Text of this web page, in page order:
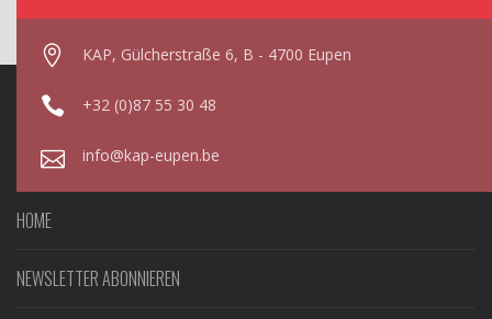
KAP, Gülcherstraße 6, B - 4700 Eupen
+32 (0)87 55 30 48
info@kap-eupen.be
HOME
NEWSLETTER ABONNIEREN